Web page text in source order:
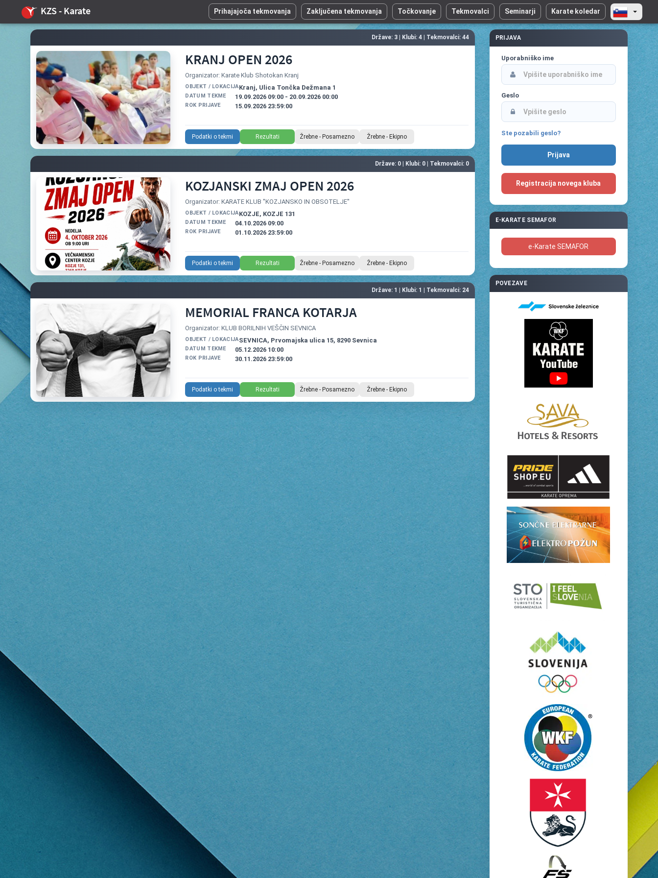
Prihajajoča tekmovanja Zaključena tekmovanja Točkovanje Tekmovalci Seminarji Karate koledar
KZS - Karate
Države: 3 | Klubi: 4 | Tekmovalci: 44
KRANJ OPEN 2026
Organizator: Karate Klub Shotokan Kranj
OBJEKT / LOKACIJAKranj, Ulica Tončka Dežmana 1
DATUM TEKME 19.09.2026 09:00 - 20.09.2026 00:00
ROK PRIJAVE 15.09.2026 23:59:00
Podatki o tekmi Rezultati Žrebne - Posamezno Žrebne - Ekipno
Države: 0 | Klubi: 0 | Tekmovalci: 0
KOZJANSKI ZMAJ OPEN 2026
Organizator: KARATE KLUB ''KOZJANSKO IN OBSOTELJE''
OBJEKT / LOKACIJAKOZJE, KOZJE 131
DATUM TEKME 04.10.2026 09:00
ROK PRIJAVE 01.10.2026 23:59:00
Podatki o tekmi Rezultati Žrebne - Posamezno Žrebne - Ekipno
Države: 1 | Klubi: 1 | Tekmovalci: 24
MEMORIAL FRANCA KOTARJA
Organizator: KLUB BORILNIH VEŠČIN SEVNICA
OBJEKT / LOKACIJASEVNICA, Prvomajska ulica 15, 8290 Sevnica
DATUM TEKME 05.12.2026 10:00
ROK PRIJAVE 30.11.2026 23:59:00
Podatki o tekmi Rezultati Žrebne - Posamezno Žrebne - Ekipno
PRIJAVA
Uporabniško ime
Geslo
Ste pozabili geslo?
Registracija novega kluba
E-KARATE SEMAFOR
e-Karate SEMAFOR
POVEZAVE